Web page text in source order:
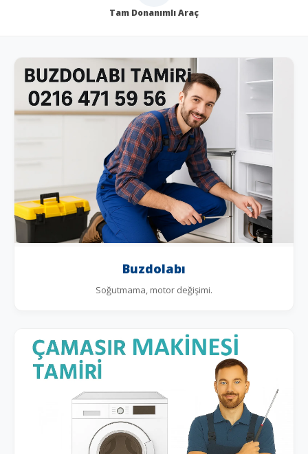
Tam Donanımlı Araç
Buzdolabı
Soğutmama, motor değişimi.